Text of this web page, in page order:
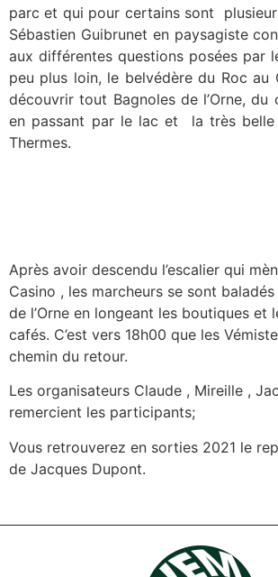
parc et qui pour certains sont
Sébastien Guibrunet en paysagiste
aux différentes questions posées par
peu plus loin, le belvédère du Roc au
découvrir tout Bagnoles de l’Orne, du
en passant par le lac et la très belle
Thermes.
Après avoir descendu l’escalier qui
Casino , les marcheurs se sont
de l’Orne en longeant les boutiques et
cafés. C’est vers 18h00 que les
chemin du retour.
Les organisateurs Claude , Mireille ,
remercient les participants;
Vous retrouverez en sorties 2021 le
de Jacques Dupont.